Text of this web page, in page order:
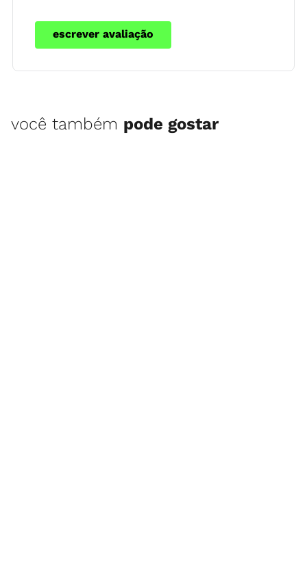
escrever avaliação
você também pode gostar